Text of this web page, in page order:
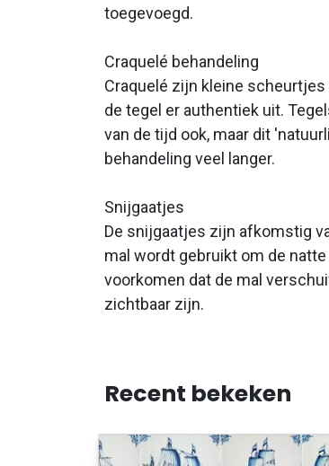
toegevoegd.
Craquelé behandeling
Craquelé zijn kleine
de tegel er authentiek uit.
van de tijd ook, maar dit
behandeling veel langer.
Snijgaatjes
De snijgaatjes zijn afkomstig
mal wordt gebruikt om de
voorkomen dat de mal
zichtbaar zijn.
Recent bekeken